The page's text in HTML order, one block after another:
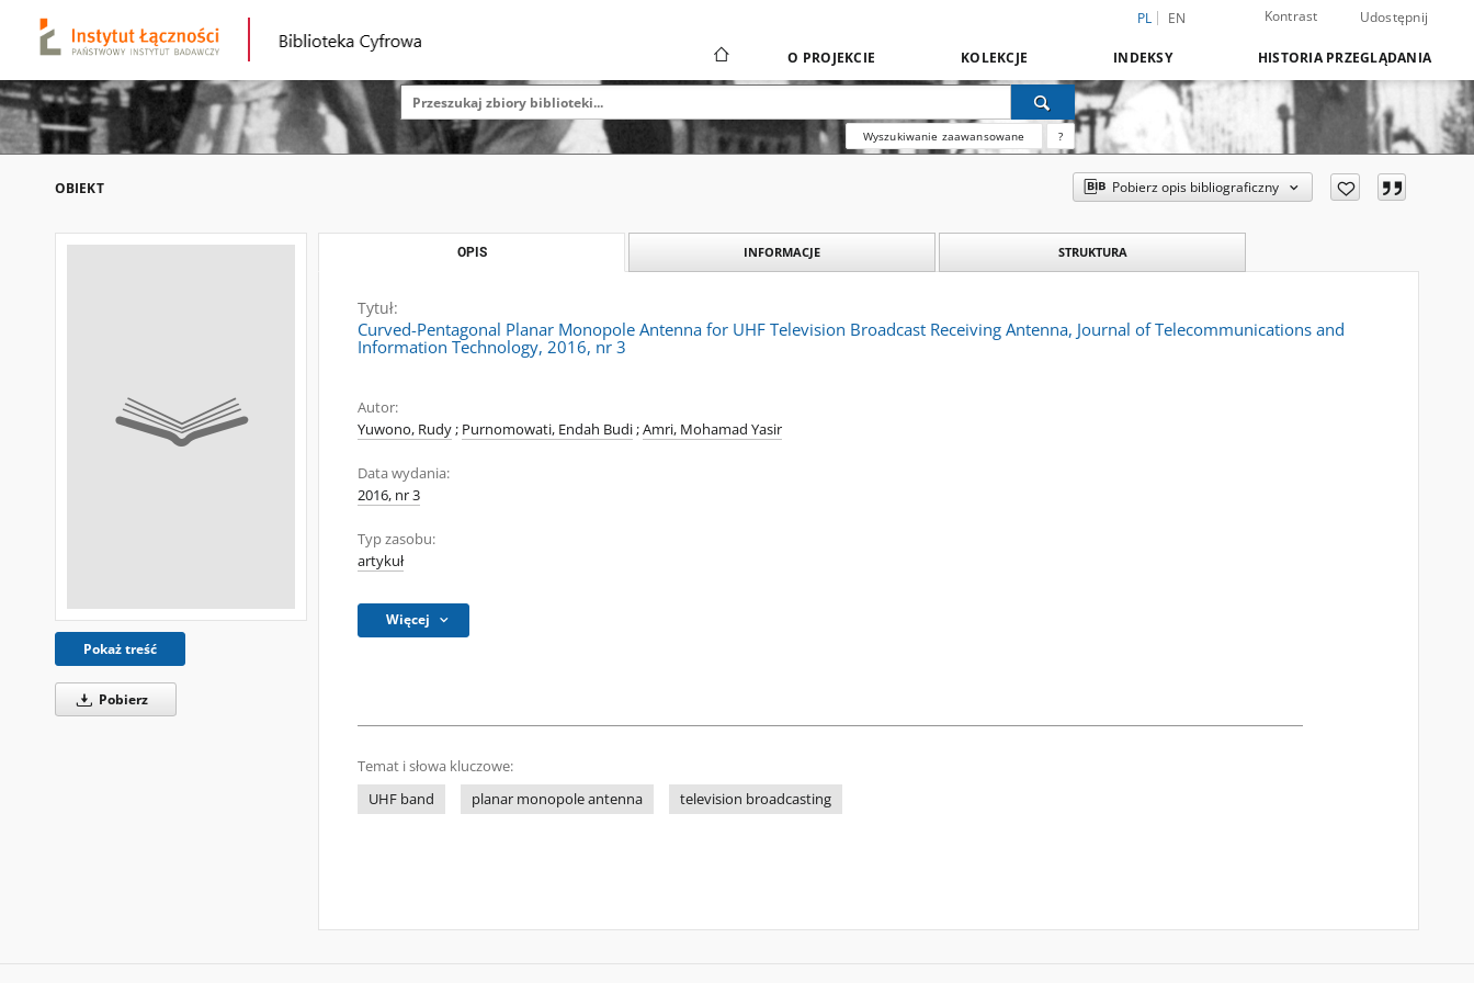
PL EN Kontrast Udostępnij
O PROJEKCIE KOLEKCJE INDEKSY HISTORIA PRZEGLĄDANIA
Wyszukiwanie zaawansowane ?
OBIEKT Pobierz opis bibliograficzny
Pokaż treść
Pobierz
OPIS INFORMACJE STRUKTURA
Tytuł:
Curved-Pentagonal Planar Monopole Antenna for UHF Television Broadcast Receiving Antenna, Journal of Telecommunications and
Information Technology, 2016, nr 3
Autor:
Yuwono, Rudy; Purnomowati, Endah Budi;Amri, Mohamad Yasir
Data wydania:
2016, nr 3
Typ zasobu:
artykuł
Więcej
Temat i słowa kluczowe:
UHF band
planar monopole antenna television broadcasting